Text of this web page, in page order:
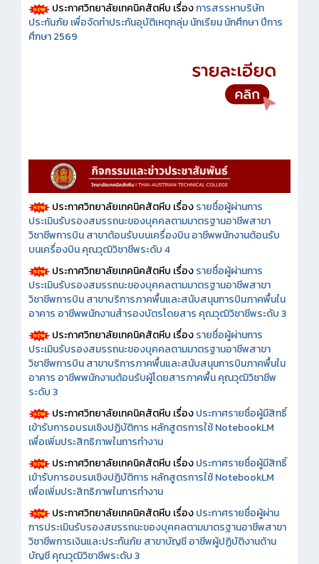
ประกาศวิทยาลัยเทคนิคสัตหีบ เรื่องการสรรหาบริษัท
ประกันภัย เพื่อจัดทำประกันอุบัติเหตุกลุ่ม นักเรียน นักศึกษา ปีการ
ศึกษา 2569
ประกาศวิทยาลัยเทคนิคสัตหีบ เรื่องรายชื่อผู้ผ่านการ
ประเมินรับรองสมรรถนะของบุคคลตามมาตรฐานอาชีพสาขา
วิชาชีพการบิน สาขาต้อนรับบนเครื่องบิน อาชีพพนักงานต้อนรับ
บนเครื่องบิน คุณวุฒิวิชาชีพระดับ 4
ประกาศวิทยาลัยเทคนิคสัตหีบ เรื่องรายชื่อผู้ผ่านการ
ประเมินรับรองสมรรถนะของบุคคลตามมาตรฐานอาชีพสาขา
วิชาชีพการบิน สาขาบริการภาคพื้นและสนับสนุนการบินภาคพื้นใน
อาคาร อาชีพพนักงานสำรองบัตรโดยสาร คุณวุฒิวิชาชีพระดับ 3
ประกาศวิทยาลัยเทคนิคสัตหีบ เรื่องรายชื่อผู้ผ่านการ
ประเมินรับรองสมรรถนะของบุคคลตามมาตรฐานอาชีพสาขา
วิชาชีพการบิน สาขาบริการภาคพื้นและสนับสนุนการบินภาคพื้นใน
อาคาร อาชีพพนักงานต้อนรับผู้โดยสารภาคพื้น คุณวุฒิวิชาชีพ
ระดับ 3
ประกาศวิทยาลัยเทคนิคสัตหีบ เรื่องประกาศรายชื่อผู้มีสิทธิ์
เข้ารับการอบรมเชิงปฏิบัติการ หลักสูตรการใช้ NotebookLM
เพื่อเพิ่มประสิทธิภาพในการทำงาน
ประกาศวิทยาลัยเทคนิคสัตหีบ เรื่องประกาศรายชื่อผู้มีสิทธิ์
เข้ารับการอบรมเชิงปฏิบัติการ หลักสูตรการใช้ NotebookLM
เพื่อเพิ่มประสิทธิภาพในการทำงาน
ประกาศวิทยาลัยเทคนิคสัตหีบ เรื่องประกาศรายชื่อผู้ผ่าน
การประเมินรับรองสมรรถนะของบุคคลตามมาตรฐานอาชีพสาขา
วิชาชีพการเงินและประกันภัย สาขาบัญชี อาชีพผู้ปฏิบัติงานด้าน
บัญชี คุณวุฒิวิชาชีพระดับ 3